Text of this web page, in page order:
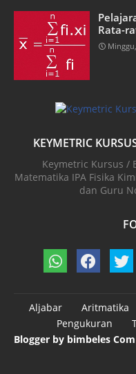
Rata-
KEYMETRIC
Keymetric Kursus /
Matematika IPA Fisika
dan Guru
Aljabar Aritmatika
Pengukuran
Blogger by bimbeles Com